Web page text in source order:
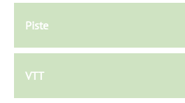
Piste
VTT